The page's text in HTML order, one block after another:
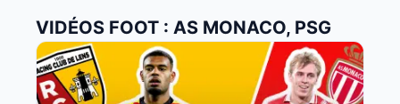
VIDÉOS FOOT : AS MONACO, PSG